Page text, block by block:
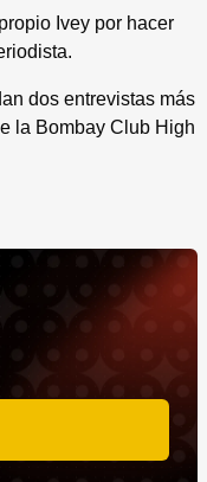
Ivey por hacer
dos entrevistas más
la Bombay Club High